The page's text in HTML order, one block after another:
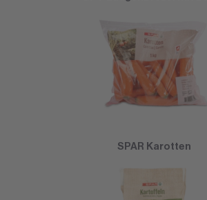
SPAR Karotten